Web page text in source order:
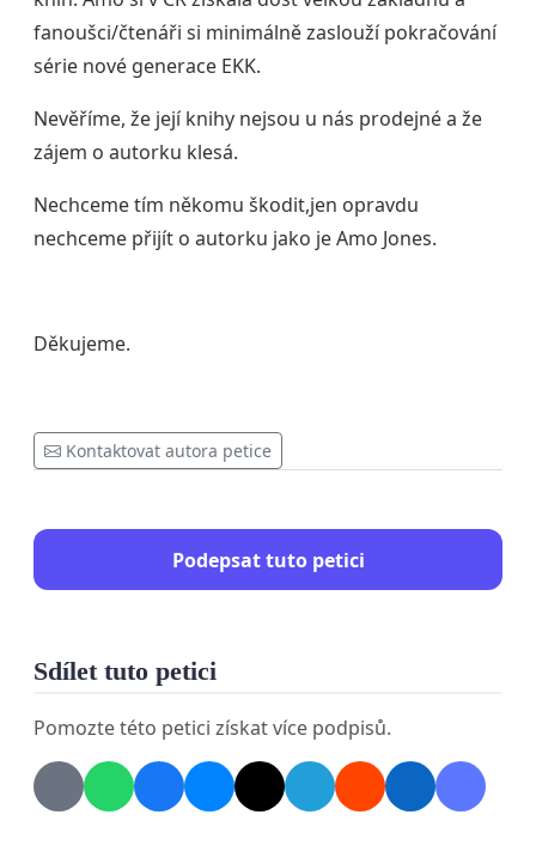
fanoušci/čtenáři si minimálně zaslouží pokračování
série nové generace EKK.
Nevěříme, že její knihy nejsou u nás prodejné a že
zájem o autorku klesá.
Nechceme tím někomu škodit,jen opravdu
nechceme přijít o autorku jako je Amo Jones.
Děkujeme.
Kontaktovat autora petice
Podepsat tuto petici
Sdílet tuto petici
Pomozte této petici získat více podpisů.